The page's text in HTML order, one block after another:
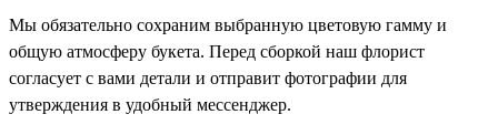
Мы обязательно сохраним выбранную цветовую гамму и
общую атмосферу букета. Перед сборкой наш флорист
согласует с вами детали и отправит фотографии для
утверждения в удобный мессенджер.